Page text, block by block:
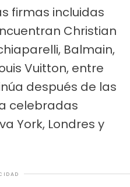
firmas incluidas
Christian
Balmain,
Vuitton, entre
después de las
celebradas
York, Londres y